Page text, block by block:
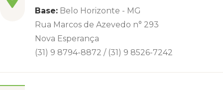
Base: Belo Horizonte - MG
Rua Marcos de Azevedo n° 293
Nova Esperança
(31) 9 8794-8872 / (31) 9 8526-7242